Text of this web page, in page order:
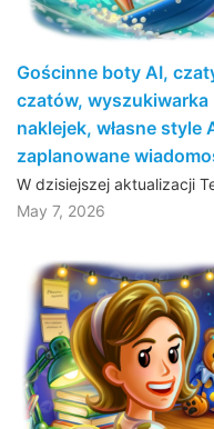
Gościnne boty AI,
czatów,
naklejek, własne
zaplanowane
W dzisiejszej aktualizacji
May 7, 2026